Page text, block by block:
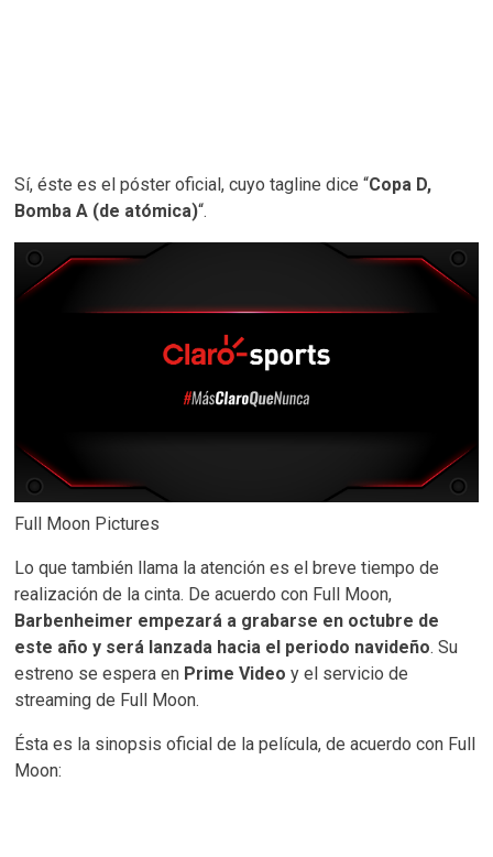
Sí, éste es el póster oficial, cuyo tagline dice “Copa D,
Bomba A (de atómica)“.
Full Moon Pictures
Lo que también llama la atención es el breve tiempo de
realización de la cinta. De acuerdo con Full Moon,
Barbenheimer empezará a grabarse en octubre de
este año y será lanzada hacia el periodo navideño. Su
estreno se espera en Prime Videoy el servicio de
streaming de Full Moon.
Ésta es la sinopsis oficial de la película, de acuerdo con Full
Moon: